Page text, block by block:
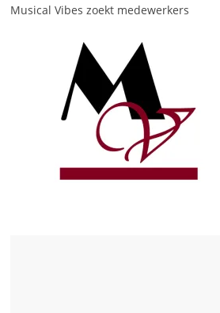
Musical Vibes zoekt medewerkers